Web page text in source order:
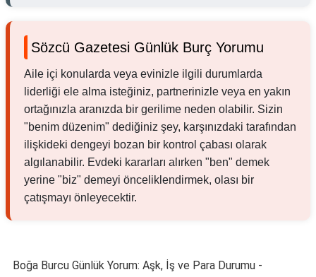
Sözcü Gazetesi Günlük Burç Yorumu
Aile içi konularda veya evinizle ilgili durumlarda
liderliği ele alma isteğiniz, partnerinizle veya en yakın
ortağınızla aranızda bir gerilime neden olabilir. Sizin
"benim düzenim" dediğiniz şey, karşınızdaki tarafından
ilişkideki dengeyi bozan bir kontrol çabası olarak
algılanabilir. Evdeki kararları alırken "ben" demek
yerine "biz" demeyi önceliklendirmek, olası bir
çatışmayı önleyecektir.
Boğa Burcu Günlük Yorum: Aşk, İş ve Para Durumu -